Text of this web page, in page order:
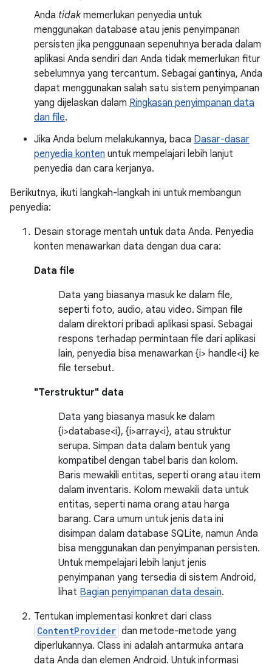
Anda tidakmemerlukan penyedia untuk
menggunakan database atau jenis penyimpanan
persisten jika penggunaan sepenuhnya berada dalam
aplikasi Anda sendiri dan Anda tidak memerlukan fitur
sebelumnya yang tercantum. Sebagai gantinya, Anda
dapat menggunakan salah satu sistem penyimpanan
yang dijelaskan dalam Ringkasan penyimpanan data
dan file.
Jika Anda belum melakukannya, baca Dasar-dasar
penyedia konten untuk mempelajari lebih lanjut
penyedia dan cara kerjanya.
Berikutnya, ikuti langkah-langkah ini untuk membangun
penyedia:
Desain storage mentah untuk data Anda. Penyedia
konten menawarkan data dengan dua cara:
Data file
Data yang biasanya masuk ke dalam file,
seperti foto, audio, atau video. Simpan file
dalam direktori pribadi aplikasi spasi. Sebagai
respons terhadap permintaan file dari aplikasi
lain, penyedia bisa menawarkan {i> handle<i} ke
file tersebut.
"Terstruktur" data
Data yang biasanya masuk ke dalam
{i>database<i}, {i>array<i}, atau struktur
serupa. Simpan data dalam bentuk yang
kompatibel dengan tabel baris dan kolom.
Baris mewakili entitas, seperti orang atau item
dalam inventaris. Kolom mewakili data untuk
entitas, seperti nama orang atau harga
barang. Cara umum untuk jenis data ini
disimpan dalam database SQLite, namun Anda
bisa menggunakan dan penyimpanan persisten.
Untuk mempelajari lebih lanjut jenis
penyimpanan yang tersedia di sistem Android,
lihat Bagian penyimpanan data desain.
Tentukan implementasi konkret dari class
ContentProvider dan metode-metode yang
diperlukannya. Class ini adalah antarmuka antara
data Anda dan elemen Android. Untuk informasi